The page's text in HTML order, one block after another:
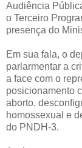
Audiência
o Terceiro
presença do
Em sua fala, o
parlarmentar a
a face com o
posicionamento
aborto,
homossexual e
do PNDH-3.